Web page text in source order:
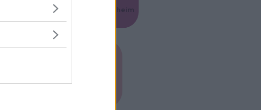
Feste Kinderheim
Musei per